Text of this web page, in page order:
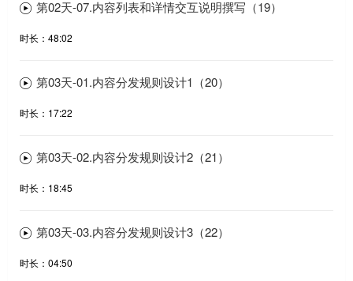
第02天-07.内容列表和详情交互说明撰写（19）
时长：48:02
第03天-01.内容分发规则设计1（20）
时长：17:22
第03天-02.内容分发规则设计2（21）
时长：18:45
第03天-03.内容分发规则设计3（22）
时长：04:50